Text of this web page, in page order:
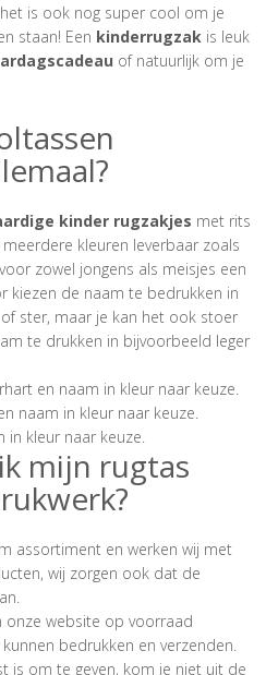
is ook nog super cool om je
staan! Een kinderrugzak is leuk
of natuurlijk om je
kinder rugzakjes met rits
kleuren leverbaar zoals
zowel jongens als meisjes een
kiezen de naam te bedrukken in
of ster, maar je kan het ook stoer
te drukken in bijvoorbeeld leger
en naam in kleur naar keuze.
naam in kleur naar keuze.
kleur naar keuze.
mijn rugtas
assortiment en werken wij met
wij zorgen ook dat de
onze website op voorraad
bedrukken en verzenden.
is om te geven, kom je niet uit de